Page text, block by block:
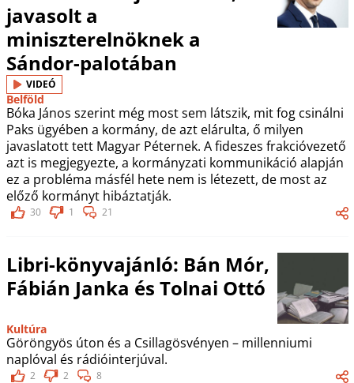
javasolt a
miniszterelnöknek a
Sándor-palotában
VIDEÓ
Belföld
Bóka János szerint még most sem látszik, mit fog csinálni
Paks ügyében a kormány, de azt elárulta, ő milyen
javaslatott tett Magyar Péternek. A fideszes frakcióvezető
azt is megjegyezte, a kormányzati kommunikáció alapján
ez a probléma másfél hete nem is létezett, de most az
előző kormányt hibáztatják.
30 1 21
Libri-könyvajánló: Bán Mór,
Fábián Janka és Tolnai Ottó
Kultúra
Göröngyös úton és a Csillagösvényen – millenniumi
naplóval és rádióinterjúval.
2 2 8